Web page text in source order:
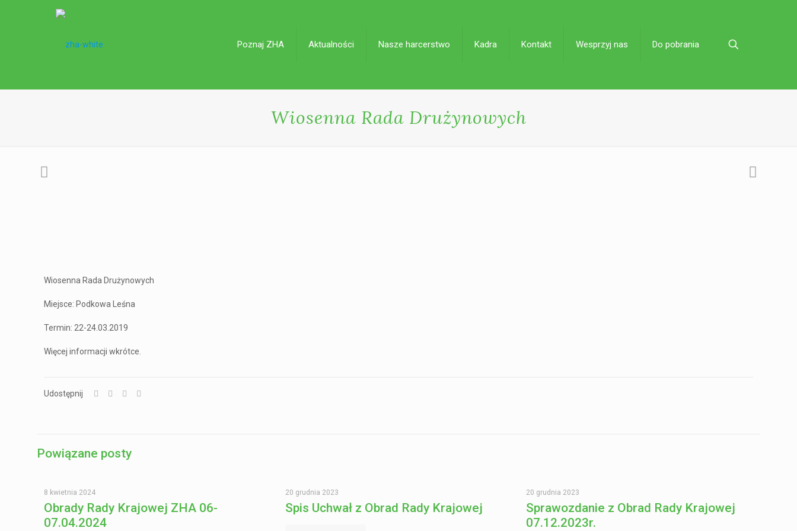
Poznaj ZHA Aktualności Nasze harcerstwo Kadra Kontakt Wesprzyj nas Do pobrania
Wiosenna Rada Drużynowych
Wiosenna Rada Drużynowych
Miejsce: Podkowa Leśna
Termin: 22-24.03.2019
Więcej informacji wkrótce.
Udostępnij
Powiązane posty
8 kwietnia 2024
Obrady Rady Krajowej ZHA 06-
07.04.2024
20 grudnia 2023
Spis Uchwał z Obrad Rady Krajowej
20 grudnia 2023
Sprawozdanie z Obrad Rady Krajowej
07.12.2023r.